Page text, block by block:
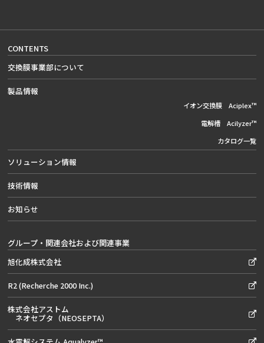
CONTENTS
交換膜事業部について
製品情報
イオン交換膜 Aciplex™
電解槽 Acilyzer™
カタログ一覧
ソリューション情報
技術情報
お知らせ
グループ・関連会社および関連事業
旭化成株式会社
R2 (Recherche 2000 Inc.)
株式会社アストム
ネオセプタ（NEOSEPTA）